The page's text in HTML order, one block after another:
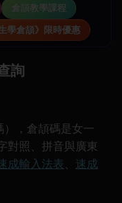
倉頡教學課程
學倉頡》限時優惠
詢
），倉頡碼是女一
對照、拼音與廣東
成輸入法表、 速成